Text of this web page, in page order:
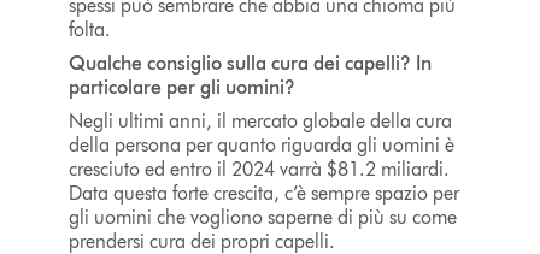
spessi può sembrare che abbia una chioma più
folta.
Qualche consiglio sulla cura dei capelli? In
particolare per gli uomini?
Negli ultimi anni, il mercato globale della cura
della persona per quanto riguarda gli uomini è
cresciuto ed entro il 2024 varrà $81.2 miliardi.
Data questa forte crescita, c’è sempre spazio per
gli uomini che vogliono saperne di più su come
prendersi cura dei propri capelli.